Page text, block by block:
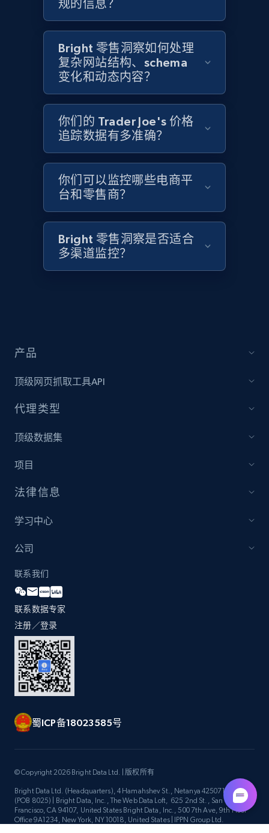
and more.
2.1K+ 355+ 立即开始
specified UPC
URL, Domain, Country code, Model number,
Sku, Product id, Product name, Manufacturer,
and more.
2.1K+ 355+
Home Depot US - Discovery products by
specific category URL
Amazon products global dataset
price, Currency, Availability, Reviews count, and
products by specific category URL
Title, Seller name, Brand, Description, Initial
price, Currency, Availability, Reviews count, and
more.
2.1K+
Amazon products global dataset -
Title, Seller name, Brand, Description, Initial
more.
规的信息？
Bright 零售洞察如何处理
复杂网站结构、schema
变化和动态内容？
你们的 Trader Joe's 价格
追踪数据有多准确？
你们可以监控哪些电商平
台和零售商？
Bright 零售洞察是否适合
多渠道监控？
产品
顶级网页抓取工具API
代理类型
顶级数据集
项目
法律信息
学习中心
公司
联系我们
联系数据专家
注册／登录
蜀ICP备18023585号
© Copyright 2026 Bright Data Ltd. | 版权所有
Bright Data Ltd. (Headquarters), 4 Hamahshev St., Netanya 4250714, Israel
(POB 8025) | Bright Data, Inc., The Web Data Loft, 625 2nd St., San
Francisco, CA 94107, United States Bright Data, Inc., 500 7th Ave, 9th Floor
Office 9A1234, New York, NY 10018, United States | IPPN Group Ltd.